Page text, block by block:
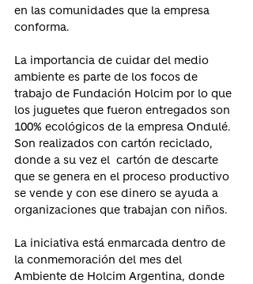
en las comunidades que la empresa
conforma.
La importancia de cuidar del medio
ambiente es parte de los focos de
trabajo de Fundación Holcim por lo que
los juguetes que fueron entregados son
100% ecológicos de la empresa Ondulé.
Son realizados con cartón reciclado,
donde a su vez el  cartón de descarte
que se genera en el proceso productivo
se vende y con ese dinero se ayuda a
organizaciones que trabajan con niños.
La iniciativa está enmarcada dentro de
la conmemoración del mes del
Ambiente de Holcim Argentina, donde